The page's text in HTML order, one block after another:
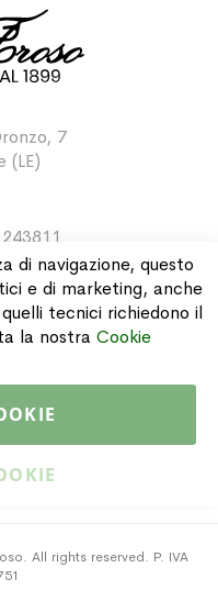
7
(LE)
All rights reserved. P. IVA
di navigazione, questo
e di marketing, anche
tecnici richiedono il
la nostra Cookie